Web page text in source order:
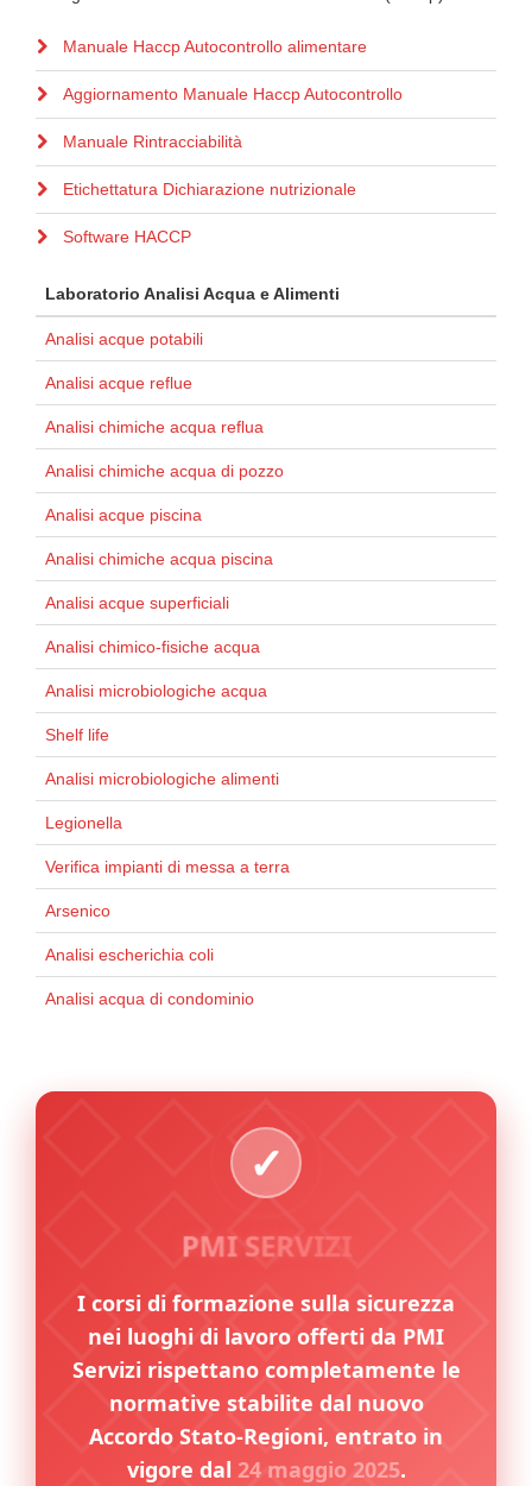
Manuale Haccp Autocontrollo alimentare
Aggiornamento Manuale Haccp Autocontrollo
Manuale Rintracciabilità
Etichettatura Dichiarazione nutrizionale
Software HACCP
Laboratorio Analisi Acqua e Alimenti
Analisi acque potabili
Analisi acque reflue
Analisi chimiche acqua reflua
Analisi chimiche acqua di pozzo
Analisi acque piscina
Analisi chimiche acqua piscina
Analisi acque superficiali
Analisi chimico-fisiche acqua
Analisi microbiologiche acqua
Shelf life
Analisi microbiologiche alimenti
Legionella
Verifica impianti di messa a terra
Arsenico
Analisi escherichia coli
Analisi acqua di condominio
PMI SERVIZI
I corsi di formazione sulla sicurezza
nei luoghi di lavoro offerti da PMI
Servizi rispettano completamente le
normative stabilite dal nuovo
Accordo Stato-Regioni, entrato in
vigore dal 24 maggio 2025.